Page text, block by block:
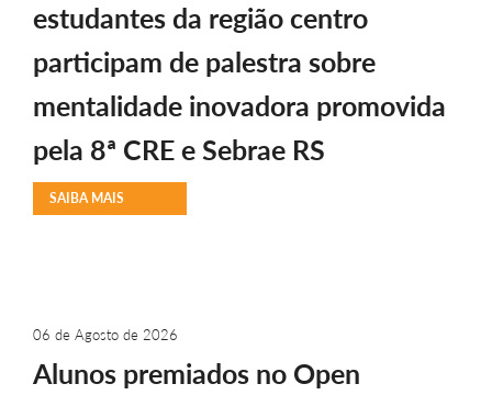
estudantes da região centro
participam de palestra sobre
mentalidade inovadora promovida
pela 8ª CRE e Sebrae RS
SAIBA MAIS
06 de Agosto de 2026
Alunos premiados no Open